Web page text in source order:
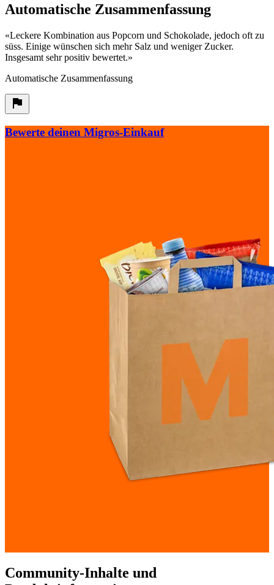
Automatische Zusammenfassung
«Leckere Kombination aus Popcorn und Schokolade, jedoch oft zu
süss. Einige wünschen sich mehr Salz und weniger Zucker.
Insgesamt sehr positiv bewertet.»
Automatische Zusammenfassung
Bewerte deinen Migros-Einkauf
Community-Inhalte und